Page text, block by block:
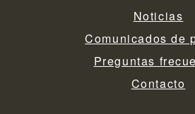
Noticias
Comunicados de
Preguntas
Contacto